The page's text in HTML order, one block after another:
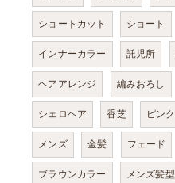
ショートカット ショート
インナーカラー 託児所
ヘアアレンジ 編みおろし
シェロヘア 香芝 ピン
メンズ 金髪 フェード
ブラウンカラー メンズ髪型